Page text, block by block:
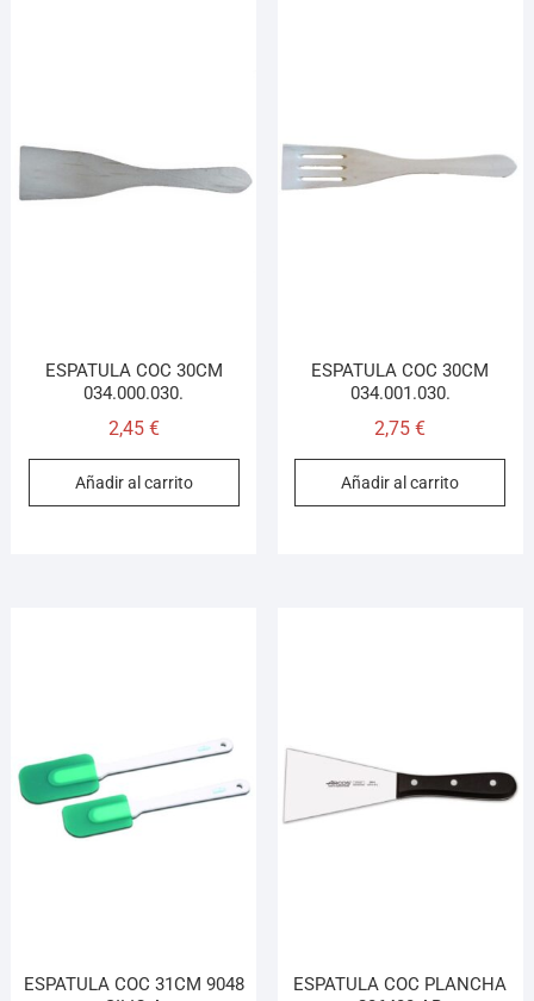
ESPATULA COC 30CM
034.000.030.
2,45 €
Añadir al carrito
ESPATULA COC 30CM
034.001.030.
2,75€
Añadir al carrito
ESPATULA COC 31CM 9048
ESPATULA COC PLANCHA